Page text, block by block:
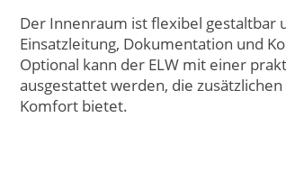
Der Innenraum ist flexibel gestaltbar
Einsatzleitung, Dokumentation und
Optional kann der ELW mit einer
ausgestattet werden, die
Komfort bietet.